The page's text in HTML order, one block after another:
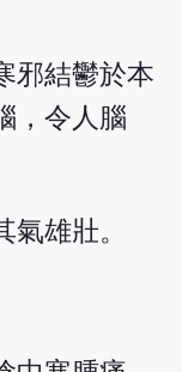
邪結鬱於本
，令人腦
氣雄壯。